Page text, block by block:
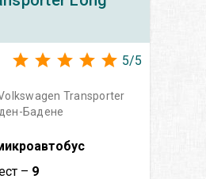
5/5
Transporter
Бадене
– 9